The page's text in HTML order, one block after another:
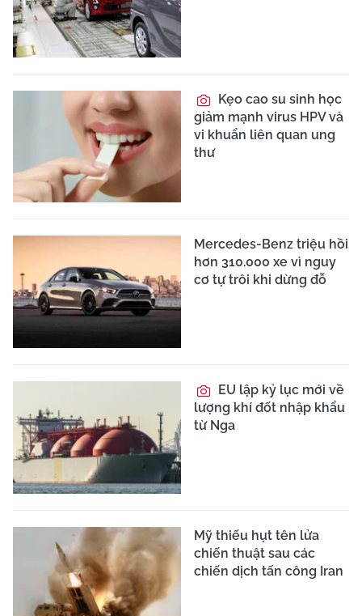
Kẹo cao su sinh học
giảm mạnh virus HPV và
vi khuẩn liên quan ung
thư
Mercedes-Benz triệu hồi
hơn 310.000 xe vì nguy
cơ tự trôi khi dừng đỗ
EU lập kỷ lục mới về
lượng khí đốt nhập khẩu
từ Nga
Mỹ thiếu hụt tên lửa
chiến thuật sau các
chiến dịch tấn công Iran